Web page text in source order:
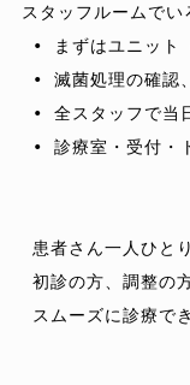
スタッフルームで
• まずはユニット
• 滅菌処理の確認
• 全スタッフで当
• 診療室・受付・
患者さん一人ひと
初診の方、調整の
スムーズに診療で